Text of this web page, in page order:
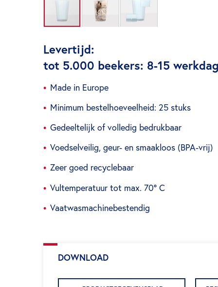
naar
het
begin
de
afbeeldingen-
Levertijd:
tot 5.000 beekers: 8-15
Made in Europe
Minimum bestelhoeveelheid: 25 stuks
Gedeeltelijk of volledig bedrukbaar
Voedselveilig, geur- en smaakloos (BPA-vrij)
Zeer goed recyclebaar
Vultemperatuur tot max. 70° C
Vaatwasmachinebestendig
DOWNLOAD